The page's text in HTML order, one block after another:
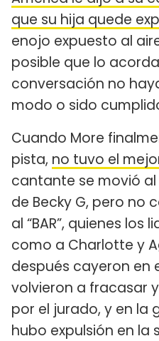
que su hija quede
enojo expuesto al
posible que lo
conversación no
modo o sido
Cuando More
pista, no tuvo el
cantante se movió
de Becky G, pero no
al “BAR”, quienes
como a Charlotte y
después cayeron en
volvieron a fracasar
por el jurado, y en la
hubo expulsión en la